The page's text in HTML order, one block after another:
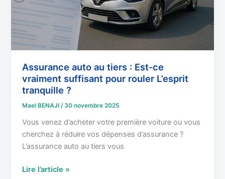
Assurance auto au tiers : Est-ce
vraiment suffisant pour rouler L’esprit
tranquille ?
Mael BENAJI/ 30 novembre 2025
Vous venez d’acheter votre première voiture ou vous
cherchez à réduire vos dépenses d’assurance ?
L’assurance auto au tiers vous
vraiment
pour
rouler
tranquille
?
Lire l’article »